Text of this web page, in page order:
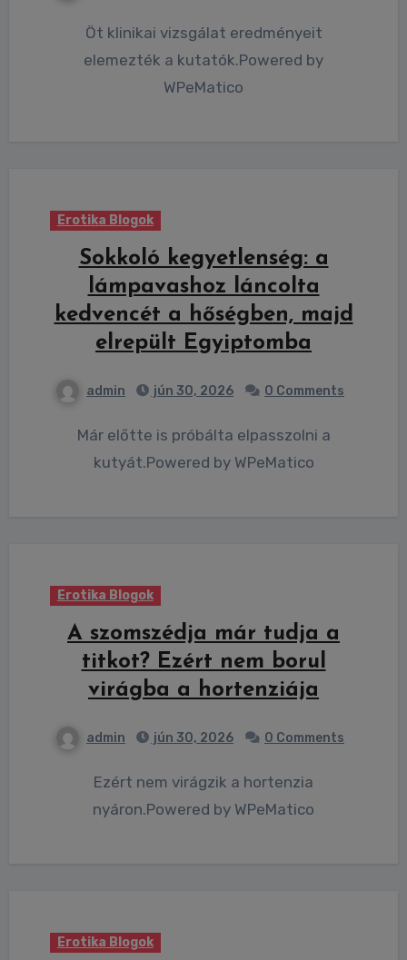
Öt klinikai vizsgálat eredményeit
elemezték a kutatók.Powered by
WPeMatico
Erotika Blogok
Sokkoló kegyetlenség: a
lámpavashoz láncolta
kedvencét a hőségben, majd
elrepült Egyiptomba
admin jún 30, 2026 0 Comments
Már előtte is próbálta elpasszolni a
kutyát.Powered by WPeMatico
Erotika Blogok
A szomszédja már tudja a
titkot? Ezért nem borul
virágba a hortenziája
admin jún 30, 2026 0 Comments
Ezért nem virágzik a hortenzia
nyáron.Powered by WPeMatico
Erotika Blogok